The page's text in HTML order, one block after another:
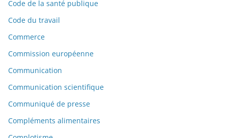
Code de la santé publique
Code du travail
Commerce
Commission européenne
Communication
Communication scientifique
Communiqué de presse
Compléments alimentaires